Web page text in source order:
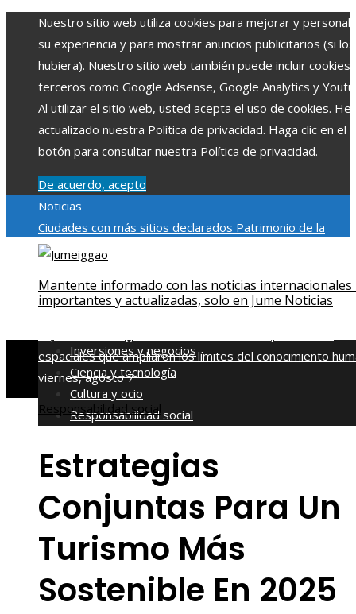
Nuestro sitio web utiliza cookies para mejorar y
su experiencia y para mostrar anuncios publicitarios (si los
hubiera). Nuestro sitio web también puede incluir cookies
terceros como Google Adsense, Google Analytics y
Al utilizar el sitio web, usted acepta el uso de cookies.
actualizado nuestra Política de privacidad. Haga clic en el
botón para consultar nuestra Política de privacidad.
De acuerdo, acepto
Noticias
Ciudades con más sitios declarados Patrimonio de la
Humanidad y su importancia
la inversión productiva y reducir la fragmentación
en Bosnia y Herzegovina
La gran depresión de 1929 y su
espaciales que ampliaron los límites del conocimiento
viernes, agosto 7
Mantente informado con las noticias internacionales
importantes y actualizadas, solo en Jume Noticias
Inversiones y negocios
Ciencia y tecnología
Cultura y ocio
Responsabilidad social
Responsabilidad social
Estrategias
Conjuntas Para Un
Turismo Más
Sostenible En 2025